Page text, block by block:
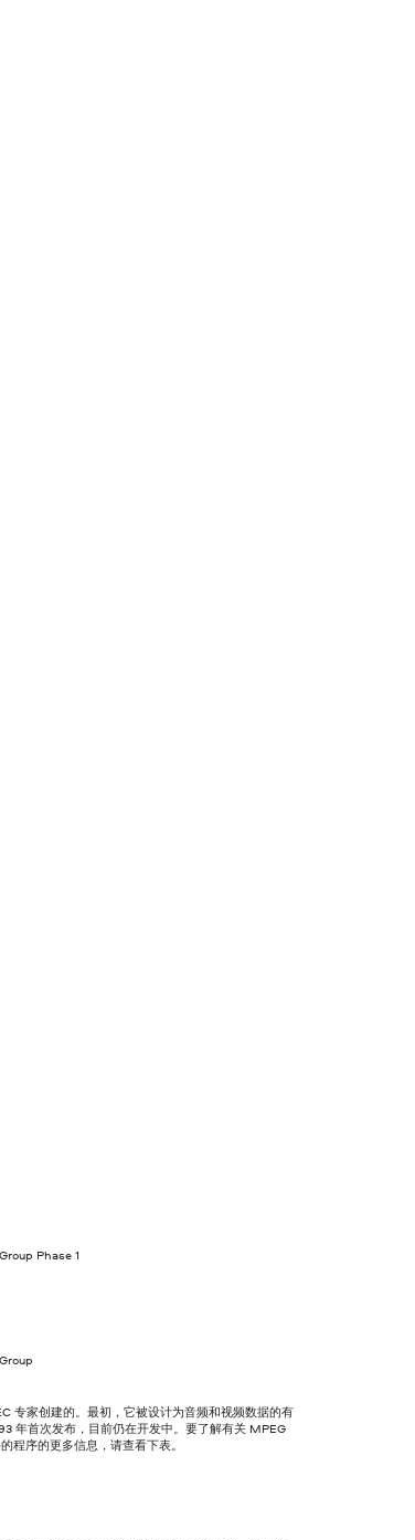
Phase 1
专家创建的。最初，它被设计为音频和视频数据的有
年首次发布，目前仍在开发中。要了解有关 MPEG
程序的更多信息，请查看下表。